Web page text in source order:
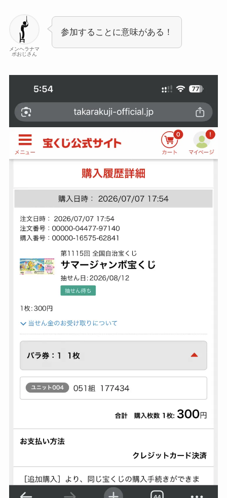
メンヘラナマ
ポおじさん
参加することに意味がある！